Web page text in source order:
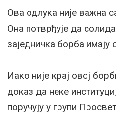
Ова одлука није важна
Она потврђује да
заједничка борба имају
Иако није крај овој
доказ да неке
поручују у групи